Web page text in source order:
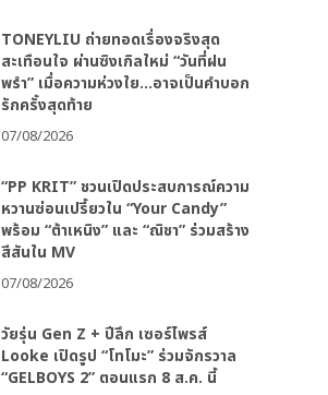
TONEYLIU ถ่ายทอดเรื่องจริงสุด
สะเทือนใจ ผ่านซิงเกิลใหม่ “วันที่ฝน
พรำ” เมื่อความห่วงใย…อาจเป็นคำบอก
รักครั้งสุดท้าย
07/08/2026
“PP KRIT” ชวนเปิดประสบการณ์ความ
หวานซ่อนเปรี้ยวใน “Your Candy”
พร้อม “ต้าเหนิง” และ “ณิชา” ร่วมสร้าง
สีสันใน MV
07/08/2026
วัยรุ่น Gen Z + ปีลึก เซอร์ไพรส์
Looke เปิดรูป “โทโมะ” ร่วมจักรวาล
“GELBOYS 2” ตอนแรก 8 ส.ค. นี้